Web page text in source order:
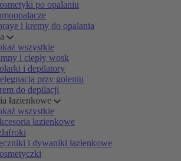
po opalaniu
i kremy do opalania
wszystkie
i ciepły wosk
i depilatory
przy goleniu
do depilacji
łazienkowe
wszystkie
łazienkowe
i dywaniki łazienkowe